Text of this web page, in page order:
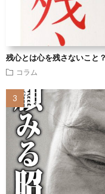
残心とは心を残さないこと
コラム